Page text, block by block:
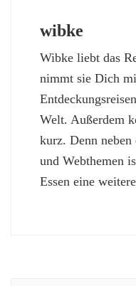
wibke
Wibke liebt das
nimmt sie Dich
Welt. Außerdem
kurz. Denn
und Webthemen
Essen eine